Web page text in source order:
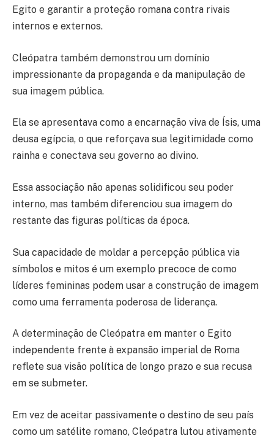
Egito e garantir a proteção romana contra rivais
internos e externos.
Cleópatra também demonstrou um domínio
impressionante da propaganda e da manipulação de
sua imagem pública.
Ela se apresentava como a encarnação viva de Ísis, uma
deusa egípcia, o que reforçava sua legitimidade como
rainha e conectava seu governo ao divino.
Essa associação não apenas solidificou seu poder
interno, mas também diferenciou sua imagem do
restante das figuras políticas da época.
Sua capacidade de moldar a percepção pública via
símbolos e mitos é um exemplo precoce de como
líderes femininas podem usar a construção de imagem
como uma ferramenta poderosa de liderança.
A determinação de Cleópatra em manter o Egito
independente frente à expansão imperial de Roma
reflete sua visão política de longo prazo e sua recusa
em se submeter.
Em vez de aceitar passivamente o destino de seu país
como um satélite romano, Cleópatra lutou ativamente